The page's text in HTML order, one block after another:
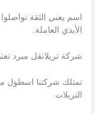
اسم يعني الثقة
الأيدي العاملة.
شركة تريلانقل مبرد
تمتلك شركتنا اسطول
التریلات